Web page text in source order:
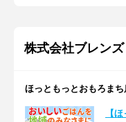
株式会社ブレンズ
ほっともっとおもろまち
【